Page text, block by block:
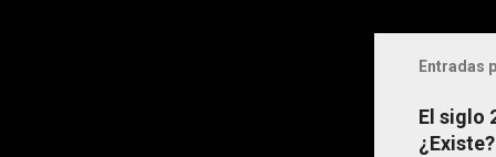
Entradas
El siglo
¿Existe?